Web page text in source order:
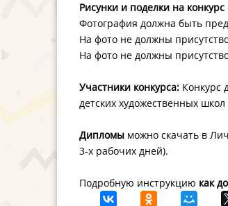
Рисунки и поделки на
Фотография должна быть
На фото не должны
На фото не должны
Участники конкурса: Конкурс
детских художественных
Дипломы можно скачать в
3-х рабочих дней).
Подробную инструкцию как